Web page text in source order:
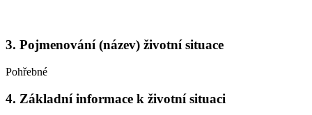
3. Pojmenování (název) životní situace
Pohřebné
4. Základní informace k životní situaci